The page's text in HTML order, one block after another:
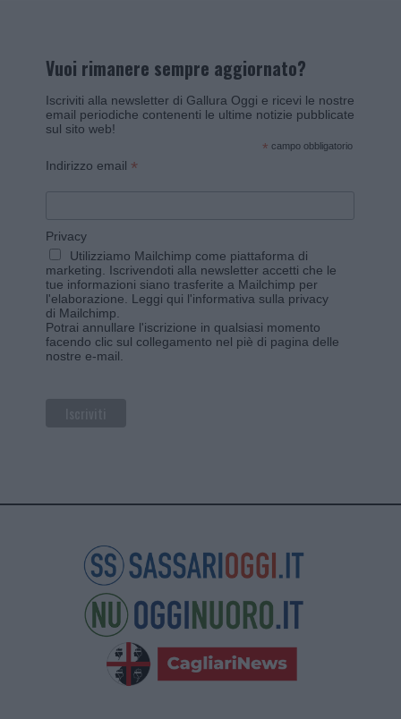
Vuoi rimanere sempre aggiornato?
Iscriviti alla newsletter di Gallura Oggi e ricevi le nostre
email periodiche contenenti le ultime notizie pubblicate
sul sito web!
* campo obbligatorio
Indirizzo email *
Privacy
Utilizziamo Mailchimp come piattaforma di
marketing. Iscrivendoti alla newsletter accetti che le
tue informazioni siano trasferite a Mailchimp per
l'elaborazione. Leggi qui l'informativa sulla privacy
di Mailchimp.
Potrai annullare l'iscrizione in qualsiasi momento
facendo clic sul collegamento nel piè di pagina delle
nostre e-mail.